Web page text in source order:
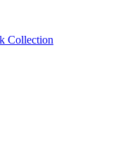
Collection